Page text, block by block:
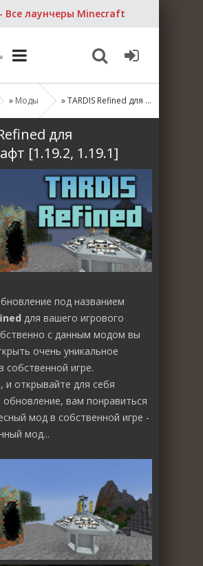
Все лаунчеры Minecraft
» Моды » TARDIS Refined для Майнкрафт [1.19.2, 1.19.1]
для
[1.19.2, 1.19.1]
под названием
для вашего игрового
с данным модом вы
очень уникальное
собственной игре.
и открывайте для себя
обновление, вам понравиться
мод в собственной игре -
мод...